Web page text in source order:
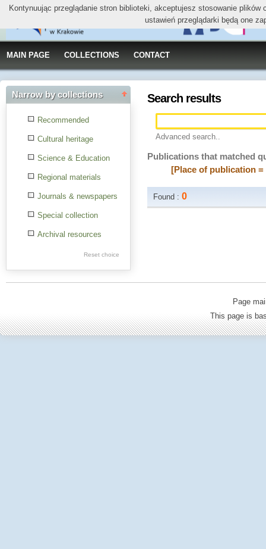
MAIN PAGE COLLECTIONS CONTACT
Narrow by collections
Recommended
Cultural heritage
Science & Education
Regional materials
Journals & newspapers
Special collection
Archival resources
Reset choice
Search results
Advanced search..
Publications that matched
[Place of publication
Found :0
Page
This page is
Kontynuując przeglądanie stron biblioteki, akceptujesz stosowanie
ustawień przeglądarki będą one